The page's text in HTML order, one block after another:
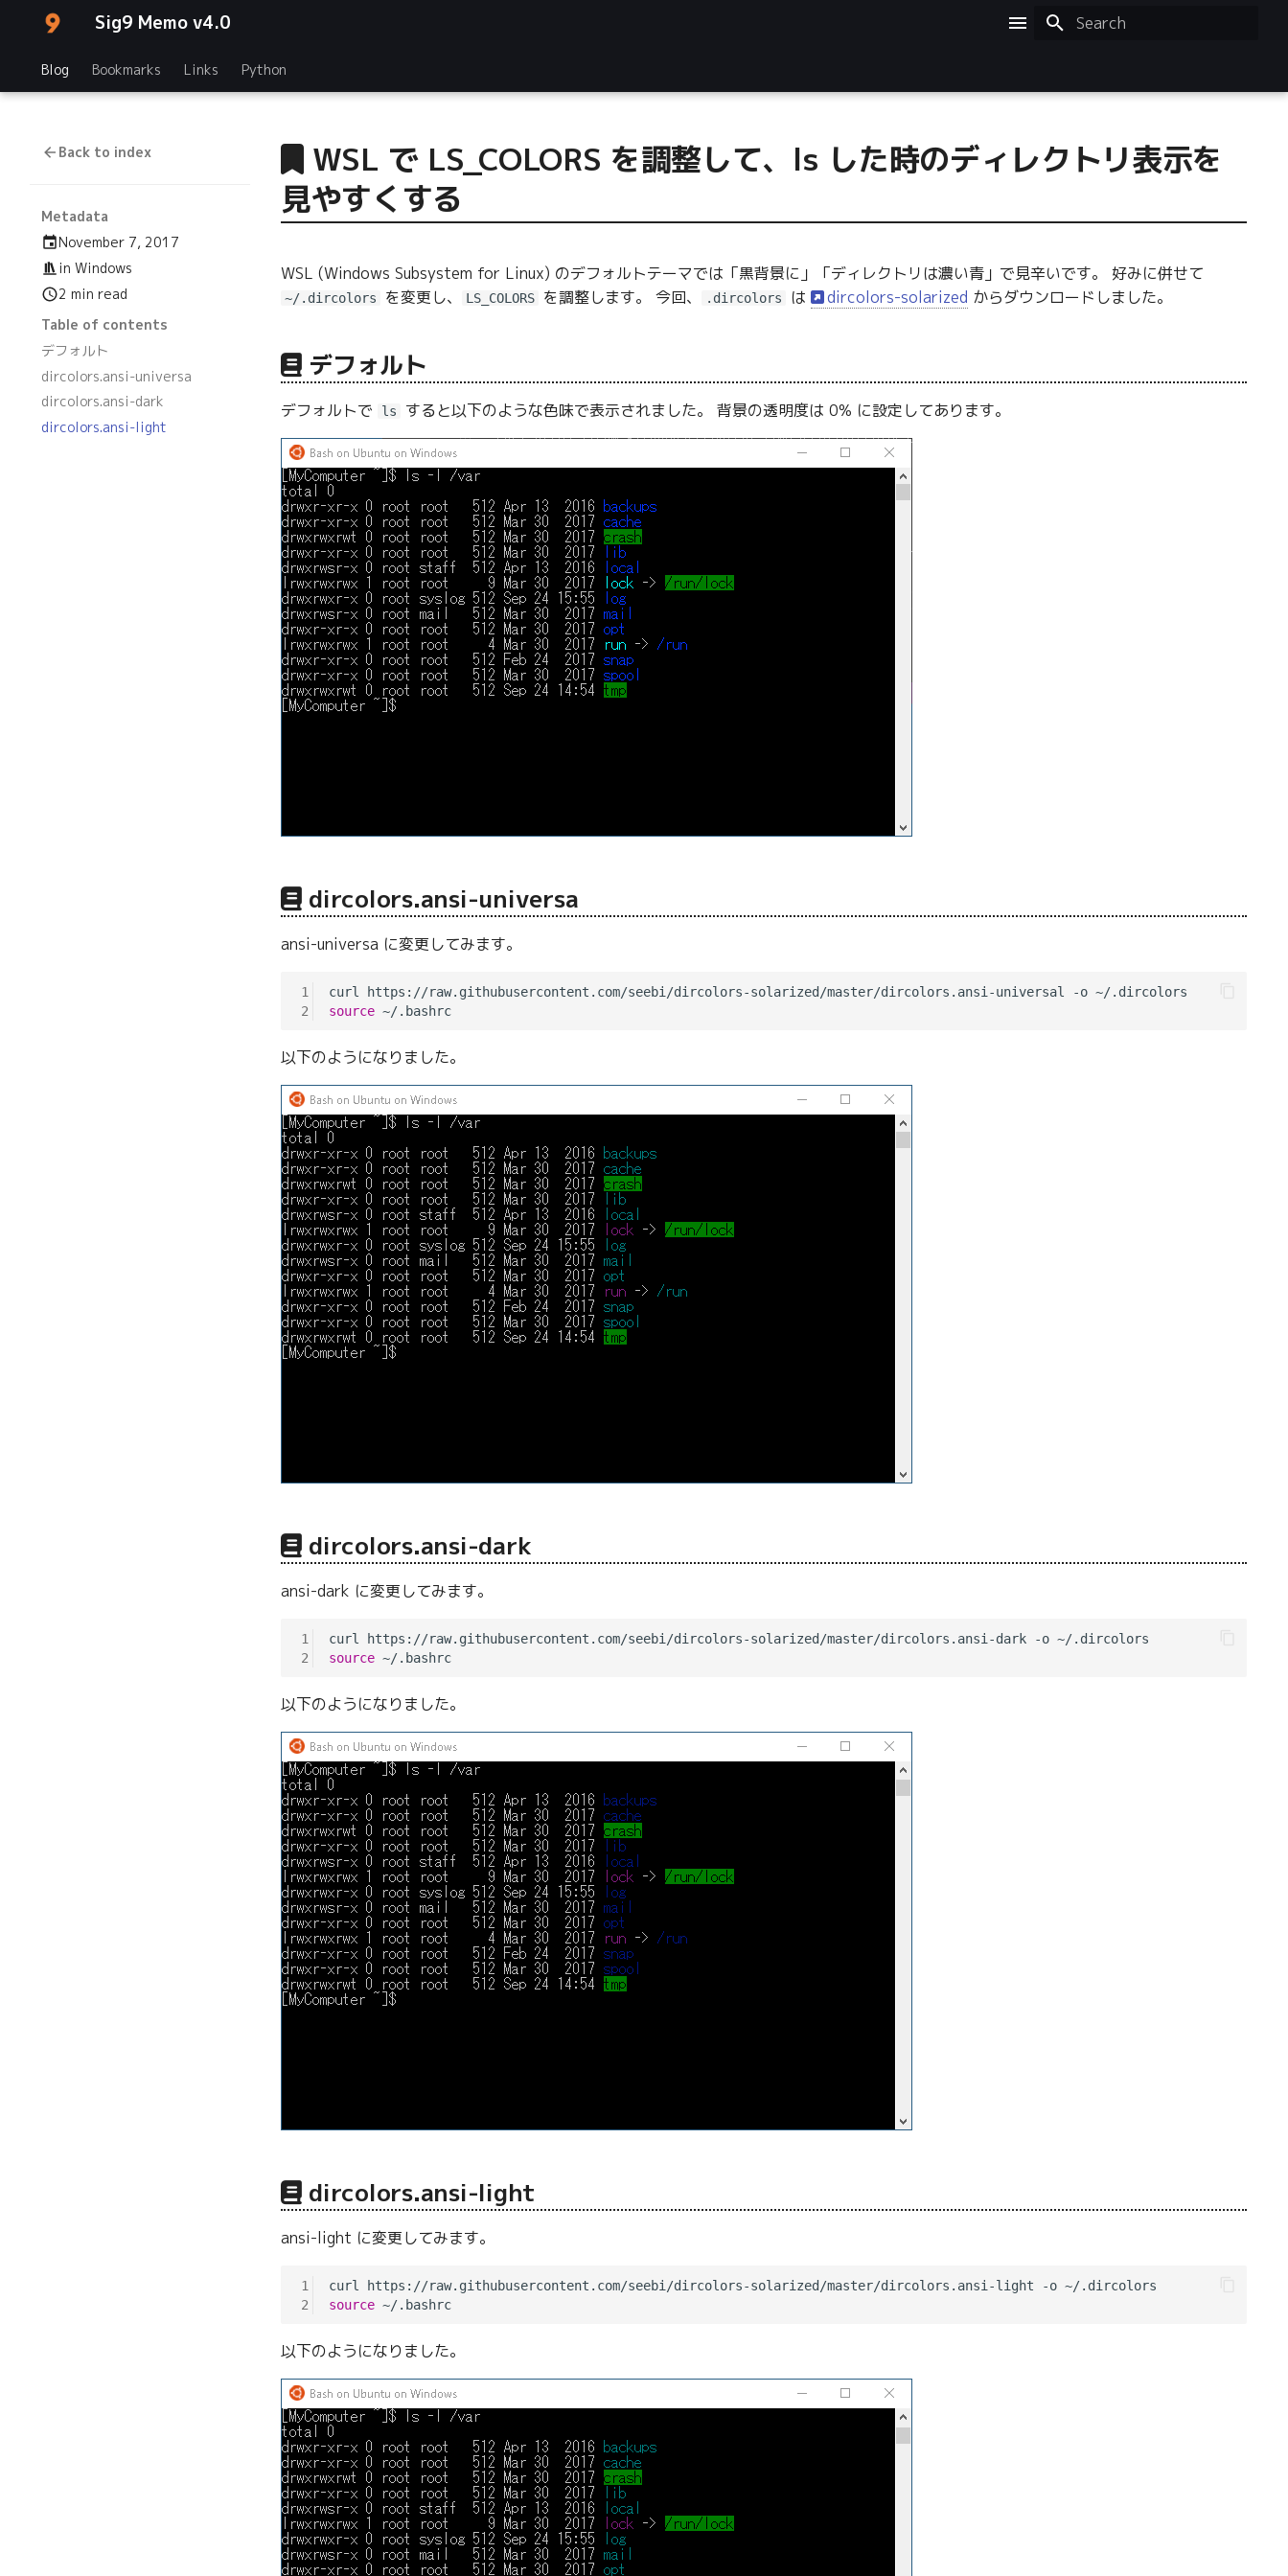
Sig9 Memo v4.0
Blog Bookmarks Links Python
Back to index
Metadata
November 7, 2017
inWindows
2 min read
Table of contents
デフォルト
dircolors.ansi-universa
dircolors.ansi-dark
dircolors.ansi-light
WSL で LS_COLORS を調整して、ls した時のディレクトリ表示を
見やすくする
WSL (Windows Subsystem for Linux) のデフォルトテーマでは「黒背景に」「ディレクトリは濃い青」で見辛いです。 好みに併せて
~/.dircolors を変更し、 LS_COLORS を調整します。 今回、 .dircolors は dircolors-solarized からダウンロードしました。
デフォルト
デフォルトで ls すると以下のような色味で表示されました。 背景の透明度は 0% に設定してあります。
dircolors.ansi-universa
ansi-universa に変更してみます。
1
2
source
~/.bashrc
以下のようになりました。
dircolors.ansi-dark
ansi-dark に変更してみます。
1
2
source
~/.bashrc
以下のようになりました。
dircolors.ansi-light
ansi-light に変更してみます。
1
2
source
~/.bashrc
以下のようになりました。